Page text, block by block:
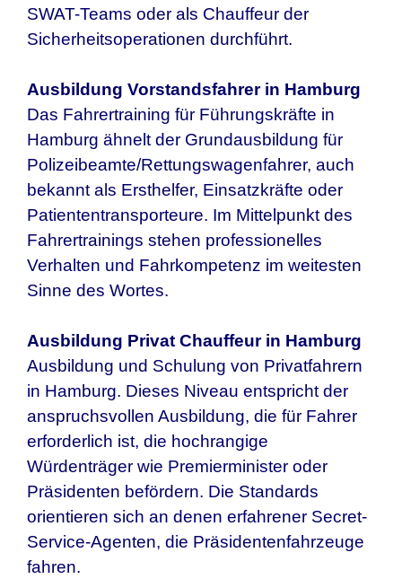
SWAT-Teams oder als Chauffeur der
Sicherheitsoperationen durchführt.
Ausbildung Vorstandsfahrer in Hamburg
Das Fahrertraining für Führungskräfte in
Hamburg ähnelt der Grundausbildung für
Polizeibeamte/Rettungswagenfahrer, auch
bekannt als Ersthelfer, Einsatzkräfte oder
Patiententransporteure. Im Mittelpunkt des
Fahrertrainings stehen professionelles
Verhalten und Fahrkompetenz im weitesten
Sinne des Wortes.
Ausbildung Privat Chauffeur in Hamburg
Ausbildung und Schulung von Privatfahrern
in Hamburg. Dieses Niveau entspricht der
anspruchsvollen Ausbildung, die für Fahrer
erforderlich ist, die hochrangige
Würdenträger wie Premierminister oder
Präsidenten befördern. Die Standards
orientieren sich an denen erfahrener Secret-
Service-Agenten, die Präsidentenfahrzeuge
fahren.